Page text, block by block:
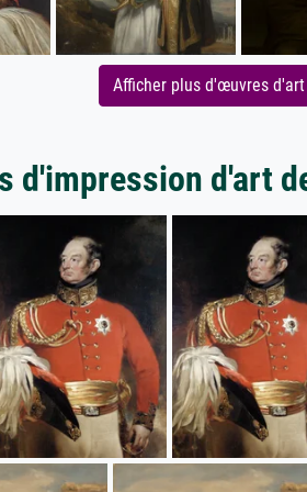
Afficher plus d'œuvres
d'impression d'art